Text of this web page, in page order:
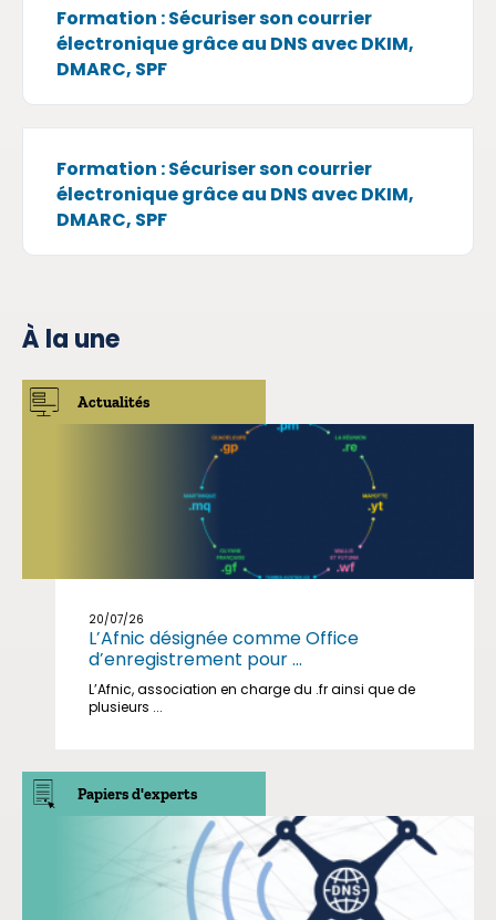
Formation : Sécuriser son courrier
électronique grâce au DNS avec DKIM,
DMARC, SPF
Formation : Sécuriser son courrier
électronique grâce au DNS avec DKIM,
DMARC, SPF
À la une
Actualités
20/07/26
L’Afnic désignée comme Office
d’enregistrement pour ...
L’Afnic, association en charge du .fr ainsi que de
plusieurs ...
Papiers d'experts